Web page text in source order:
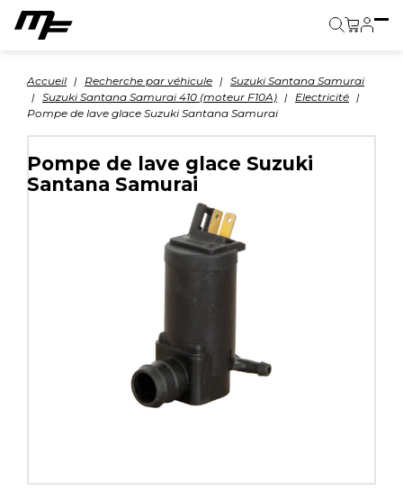
Accueil Recherche par véhicule
Suzuki Santana Samurai
Suzuki Santana Samurai 410 (moteur F10A)
Electricité
Pompe de lave glace Suzuki Santana Samurai
Pompe de lave glace Suzuki
Santana Samurai